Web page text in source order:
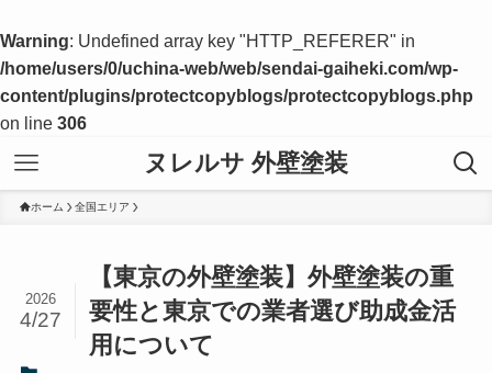
Warning: Undefined array key "HTTP_REFERER" in
/home/users/0/uchina-web/web/sendai-gaiheki.com/wp-
content/plugins/protectcopyblogs/protectcopyblogs.php
on line 306
ヌレルサ 外壁塗装
ホーム 全国エリア
【東京の外壁塗装】外壁塗装の重
要性と東京での業者選び助成金活
用について
2026
4/27